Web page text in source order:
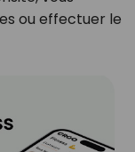
ou effectuer le